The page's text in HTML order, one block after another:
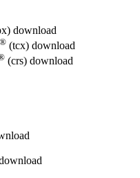
download
® (tcx) download
(crs) download